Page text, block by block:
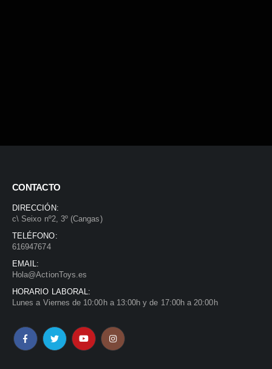
CONTACTO
DIRECCIÓN:
c\ Seixo nº2, 3º (Cangas)
TELÉFONO:
616947674
EMAIL:
Hola@ActionToys.es
HORARIO LABORAL:
Lunes a Viernes de 10:00h a 13:00h y de 17:00h a 20:00h